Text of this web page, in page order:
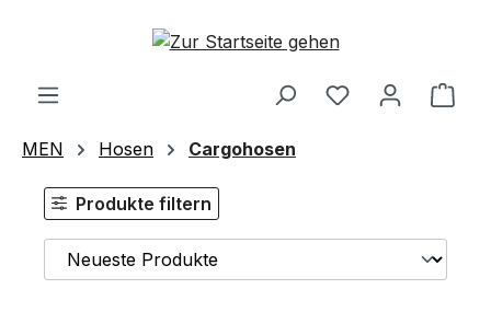
Zum Hauptinhalt springen
MEN Hosen Cargohosen
Produkte filtern